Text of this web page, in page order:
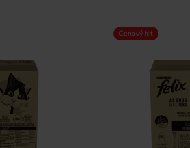
Cenový hit